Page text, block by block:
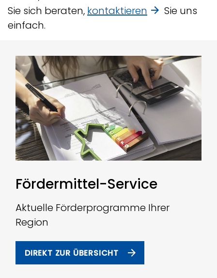
Sie sich beraten, kontaktieren
Sie uns
einfach.
Fördermittel-Service
Aktuelle Förderprogramme Ihrer
Region
DIREKT ZUR ÜBERSICHT